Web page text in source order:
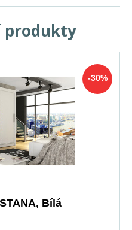
produkty
-30%
Bílá